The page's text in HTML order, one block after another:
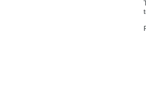
Přepnout na
Wir haben
Sie zur
Zur deutschen
Váš prohlížeč